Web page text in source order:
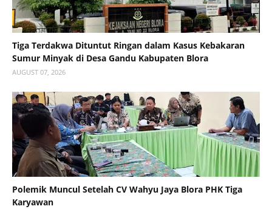
Tiga Terdakwa Dituntut Ringan dalam Kasus Kebakaran
Sumur Minyak di Desa Gandu Kabupaten Blora
AUGUST 07, 2026
Polemik Muncul Setelah CV Wahyu Jaya Blora PHK Tiga
Karyawan